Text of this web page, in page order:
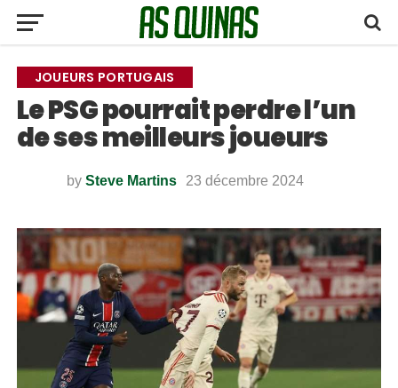
JOUEURS PORTUGAIS
Le PSG pourrait perdre l’un
de ses meilleurs joueurs
by Steve Martins 23 décembre 2024